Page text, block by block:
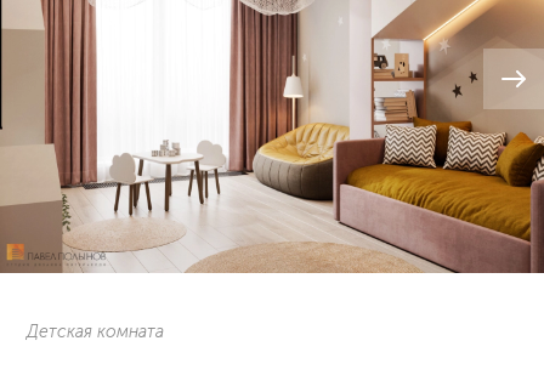
Детская комната